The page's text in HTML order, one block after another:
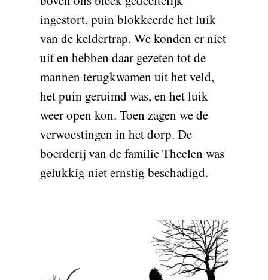
ingestort, puin blokkeerde het luik
van de keldertrap. We konden er niet
uit en hebben daar gezeten tot de
mannen terugkwamen uit het veld,
het puin geruimd was, en het luik
weer open kon. Toen zagen we de
verwoestingen in het dorp. De
boerderij van de familie Theelen was
gelukkig niet ernstig beschadigd.